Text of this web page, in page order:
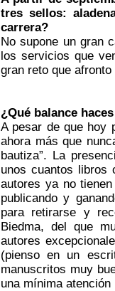
tres sellos:
carrera?
No supone un gran
los servicios que
gran reto que
¿Qué balance
A pesar de que hoy
ahora más que
bautiza”. La
unos cuantos libros
autores ya no
publicando y
para retirarse y
Biedma, del que
autores
(pienso en un
manuscritos muy
una mínima